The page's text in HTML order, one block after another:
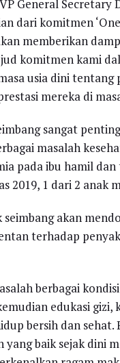
General
dari komitmen
memberikan
komitmen kami
usia dini
mereka di
sangat
masalah
pada ibu hamil
2019, 1 dari 2 anak
akan
terhadap
berbagai
edukasi
bersih dan
yang baik sejak dini